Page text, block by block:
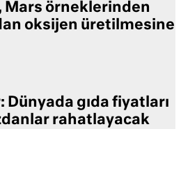
Mars örneklerinden
oksijen üretilmesine
gıda fiyatları
rahatlayacak